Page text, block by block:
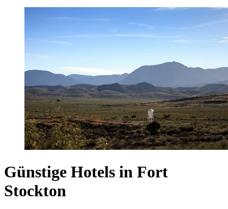
Günstige Hotels in Fort
Stockton